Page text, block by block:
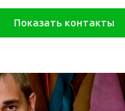
Показать контакты